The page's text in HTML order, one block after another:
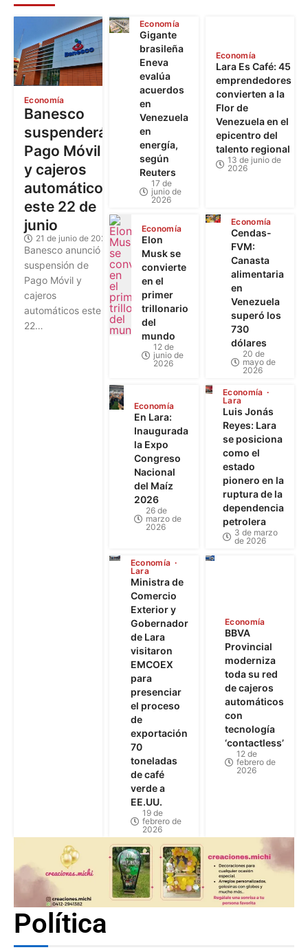
Economía
Banesco
suspenderá
Pago Móvil
y cajeros
automáticos
este 22 de
junio
21 de junio de 2026
Banesco anunció la
suspensión de
Pago Móvil y
cajeros
automáticos este
22…
Economía
Gigante
brasileña
Eneva
evalúa
acuerdos
en
Venezuela
en
energía,
según
Reuters
17 de
junio de
2026
Economía
Lara Es Café: 45
emprendedores
convierten a la
Flor de
Venezuela en el
epicentro del
talento regional
13 de junio de
2026
Economía
Elon
Musk se
convierte
en el
primer
trillonario
del
mundo
12 de
junio de
2026
Economía
Cendas-
FVM:
Canasta
alimentaria
en
Venezuela
superó los
730
dólares
20 de
mayo de
2026
Economía
En Lara:
Inaugurada
la Expo
Congreso
Nacional
del Maíz
2026
26 de
marzo de
2026
Economía
Lara
Luis Jonás
Reyes: Lara
se posiciona
como el
estado
pionero en la
ruptura de la
dependencia
petrolera
3 de marzo
de 2026
Economía
Lara
Ministra de
Comercio
Exterior y
Gobernador
de Lara
visitaron
EMCOEX
para
presenciar
el proceso
de
exportación
70
toneladas
de café
verde a
EE.UU.
19 de
febrero de
2026
Economía
BBVA
Provincial
moderniza
toda su red
de cajeros
automáticos
con
tecnología
‘contactless’
12 de
febrero de
2026
Política